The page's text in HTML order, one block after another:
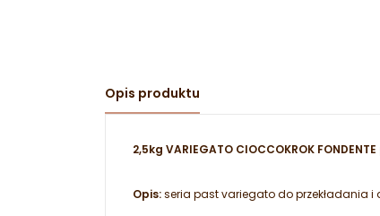
Opis produktu
2,5kg VARIEGATO CIOCCOKROK
Opis:seria past variegato do przekładania i